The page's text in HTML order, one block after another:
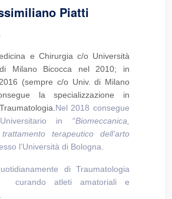
Piatti
e Chirurgia c/o Università
Milano Bicocca nel 2010; in
(sempre c/o Univ. di Milano
la specializzazione in
Nel 2018 consegue
in “Biomeccanica,
terapeutico dell’arto
l’Università di Bologna.
di Traumatologia
curando atleti amatoriali e